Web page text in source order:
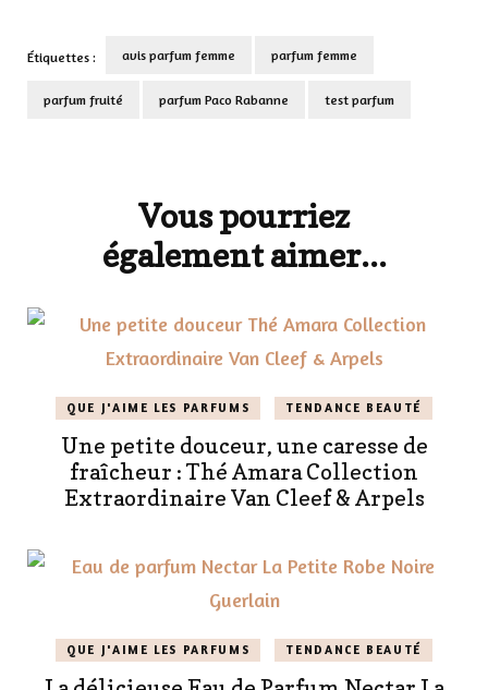
Étiquettes : avis parfum femme parfum femme
parfum fruité parfum Paco Rabanne test parfum
Vous pourriez
également aimer...
QUE J'AIME LES PARFUMS TENDANCE BEAUTÉ
Une petite douceur, une caresse de
fraîcheur : Thé Amara Collection
Extraordinaire Van Cleef & Arpels
QUE J'AIME LES PARFUMS TENDANCE BEAUTÉ